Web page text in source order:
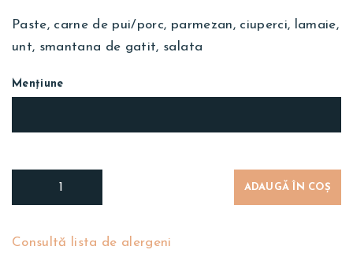
Paste, carne de pui/porc, parmezan, ciuperci, lamaie,
unt, smantana de gatit, salata
Mențiune
ADAUGĂ ÎN COȘ
Consultă lista de alergeni